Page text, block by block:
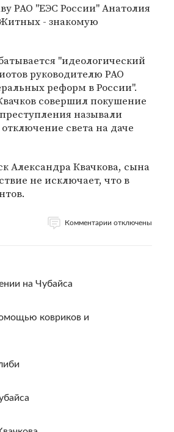
РАО "ЕЭС России" Анатолия
- знакомую
"идеологический
руководителю РАО
реформ в России".
совершил покушение
называли
света на даче
Александра Квачкова, сына
не исключает, что в
Комментарии отключены
на Чубайса
ковриков и